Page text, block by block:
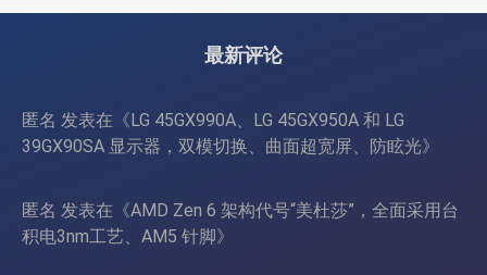
最新评论
匿名 发表在《 LG 45GX990A、LG 45GX950A 和 LG
39GX90SA 显示器，双模切换、曲面超宽屏、防眩光》
匿名 发表在《AMD Zen 6 架构代号“美杜莎”，全面采用台
积电3nm工艺、AM5 针脚》